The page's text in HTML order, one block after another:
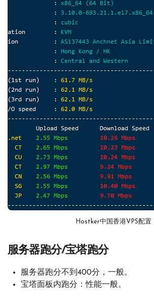
Hostker中国香港VPS配置
服务器跑分/宝塔跑分
服务器跑分不到400分，一般。
宝塔面板内跑分：性能一般。